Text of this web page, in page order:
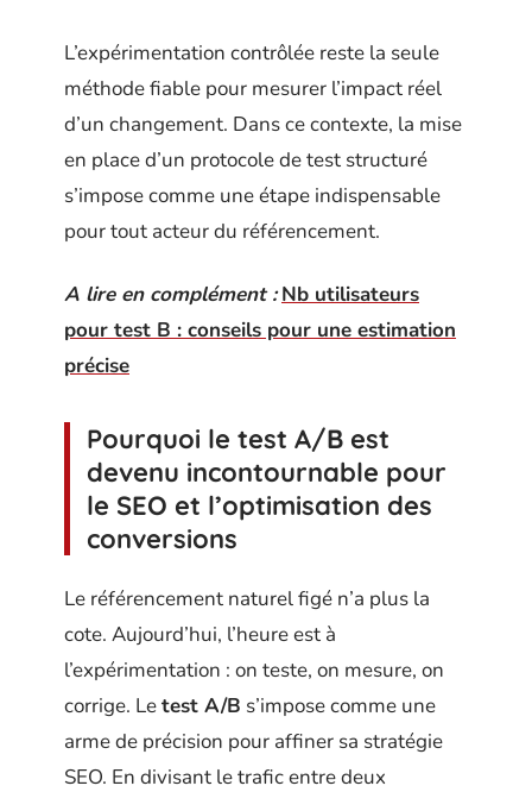
L’expérimentation contrôlée reste la seule
méthode fiable pour mesurer l’impact réel
d’un changement. Dans ce contexte, la mise
en place d’un protocole de test structuré
s’impose comme une étape indispensable
pour tout acteur du référencement.
A lire en complément : Nb utilisateurs
pour test B : conseils pour une estimation
précise
Pourquoi le test A/B est
devenu incontournable pour
le SEO et l’optimisation des
conversions
Le référencement naturel figé n’a plus la
cote. Aujourd’hui, l’heure est à
l’expérimentation : on teste, on mesure, on
corrige. Letest A/B s’impose comme une
arme de précision pour affiner sa stratégie
SEO. En divisant le trafic entre deux